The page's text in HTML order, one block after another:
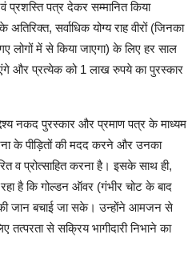
प्रशस्ति पत्र देकर सम्मानित किया
सर्वाधिक योग्य राह वीरों (जिनका
लोगों में से किया जाएगा) के लिए हर साल
और प्रत्येक को 1 लाख रुपये का पुरस्कार
नकद पुरस्कार और प्रमाण पत्र के माध्यम
के पीड़ितों की मदद करने और उनका
व प्रोत्साहित करना है। इसके साथ ही,
है कि गोल्डन ऑवर (गंभीर चोट के बाद
जान बचाई जा सके। उन्होंने आमजन से
से सक्रिय भागीदारी निभाने का